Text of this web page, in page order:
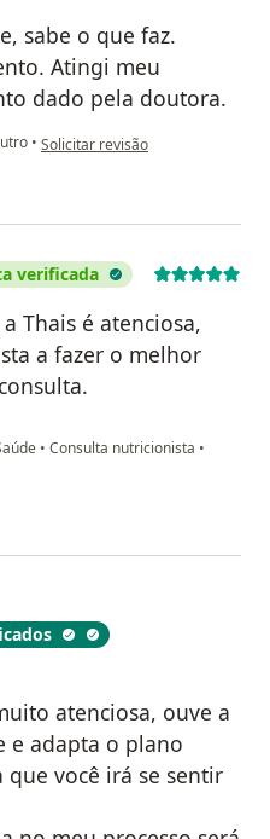
sabe o que faz.
Atingi meu
dado pela doutora.
• na opinião do utilizador Carla
Solicitar revisão
verificada
Thais é atenciosa,
a fazer o melhor
• Consulta nutricionista •
atenciosa, ouve a
e adapta o plano
você irá se sentir